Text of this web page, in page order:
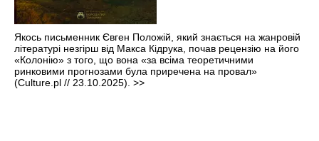
Якось письменник Євген Положій, який знається на жанровій
літературі незгірш від Макса Кідрука, почав рецензію на його
«Колонію» з того, що вона «за всіма теоретичними
ринковими прогнозами була приречена на провал»
(Culture.pl // 23.10.2025). >>